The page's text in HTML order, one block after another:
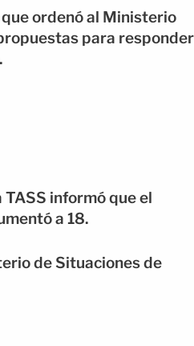
ordenó al Ministerio
para responder
informó que el
a 18.
de Situaciones de